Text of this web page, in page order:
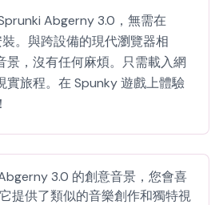
Abgerny 3.0，無需在
。與跨設備的現代瀏覽器相
景，沒有任何麻煩。只需載入網
實旅程。在 Spunky 遊戲上體驗
3.0 的創意音景，您會喜
它提供了類似的音樂創作和獨特視